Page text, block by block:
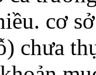
cơ
chưa